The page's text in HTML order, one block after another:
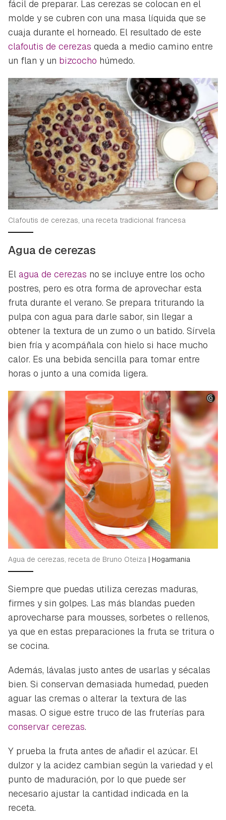
fácil de preparar. Las cerezas se colocan en el
molde y se cubren con una masa líquida que se
cuaja durante el horneado. El resultado de este
clafoutis de cerezas queda a medio camino entre
un flan y un bizcocho húmedo.
Clafoutis de cerezas, una receta tradicional francesa
Agua de cerezas
El agua de cerezas no se incluye entre los ocho
postres, pero es otra forma de aprovechar esta
fruta durante el verano. Se prepara triturando la
pulpa con agua para darle sabor, sin llegar a
obtener la textura de un zumo o un batido. Sírvela
bien fría y acompáñala con hielo si hace mucho
calor. Es una bebida sencilla para tomar entre
horas o junto a una comida ligera.
Agua de cerezas, receta de Bruno Oteiza | Hogarmania
Siempre que puedas utiliza cerezas maduras,
firmes y sin golpes. Las más blandas pueden
aprovecharse para mousses, sorbetes o rellenos,
ya que en estas preparaciones la fruta se tritura o
se cocina.
Además, lávalas justo antes de usarlas y sécalas
bien. Si conservan demasiada humedad, pueden
aguar las cremas o alterar la textura de las
masas. O sigue estre truco de las fruterías para
conservar cerezas.
Y prueba la fruta antes de añadir el azúcar. El
dulzor y la acidez cambian según la variedad y el
punto de maduración, por lo que puede ser
necesario ajustar la cantidad indicada en la
receta.